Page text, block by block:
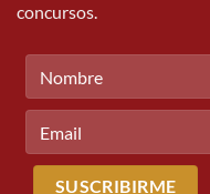
concursos.